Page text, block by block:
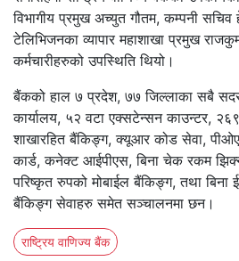
विभागीय प्रमुख अच्युत गौतम, कम्पनी
टेलिभिजनका व्यापार महाशाखा प्रमुख
कर्मचारीहरुको उपस्थिति थियो।
बैंकको हाल ७ प्रदेश, ७७ जिल्लाका सबै
कार्यालय, ५२ वटा एक्सटेन्सन काउन्टर,
शाखारहित बैंकिङ्ग, क्यूआर कोड सेवा,
कार्ड, कनेक्ट आईपीएस, बिना चेक रकम
परिष्कृत रुपको मोबाईल बैंकिङ्ग, तथा
बैंकिङ्ग सेवाहरु समेत सञ्चालनमा छन।
राष्ट्रिय वाणिज्य बैंक